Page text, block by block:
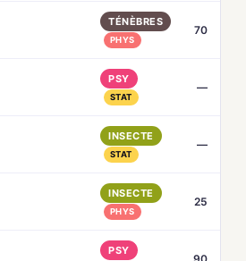
TÉNÈBRES
PHYS
70
PSY
STAT
—
INSECTE
STAT
—
INSECTE
PHYS
25
PSY
90